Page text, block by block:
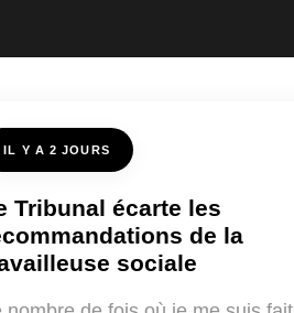
IL Y A 2 JOURS
Tribunal écarte les
de la
sociale